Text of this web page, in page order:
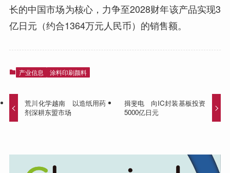
长的中国市场为核心，力争至2028财年该产品实现3
亿日元（约合1364万元人民币）的销售额。
产业信息 涂料印刷颜料
荒川化学越南 以造纸用药
剂深耕东盟市场
揖斐电 向IC封装基板投资
5000亿日元